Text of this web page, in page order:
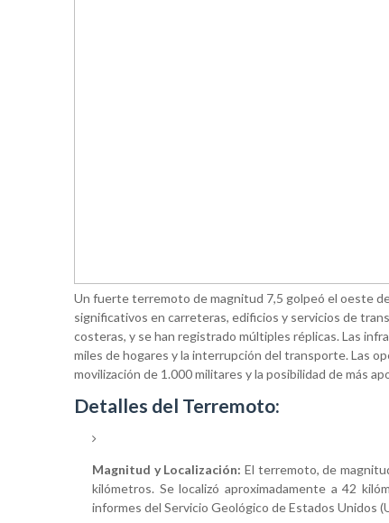
Un fuerte terremoto de magnitud 7,5 golpeó el oeste
significativos en carreteras, edificios y servicios de
costeras, y se han registrado múltiples réplicas. Las
miles de hogares y la interrupción del transporte. Las
movilización de 1.000 militares y la posibilidad de más
Detalles del Terremoto:
Magnitud y Localización: El terremoto, de
kilómetros. Se localizó aproximadamente a 42
informes del Servicio Geológico de Estados Unidos